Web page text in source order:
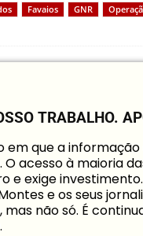
Favaios GNR
TRABALHO.
em que a
O acesso à maioria
e exige
e os seus
mas não só. É